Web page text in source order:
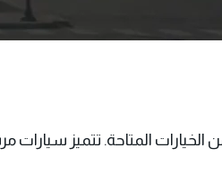
المتاحة. تتميز سيارات